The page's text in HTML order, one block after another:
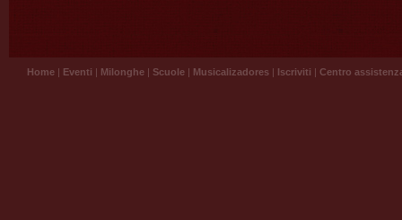
Home | Eventi | Milonghe | Scuole | Musicalizadores | Iscriviti | Centro